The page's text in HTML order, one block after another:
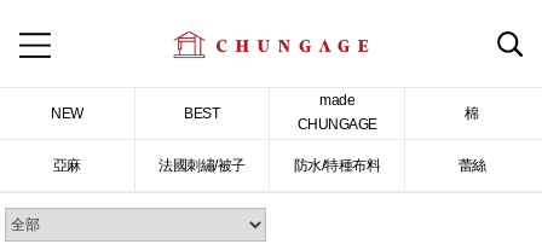
NEW BEST
made
CHUNGAGE
棉
亞麻 法國刺繡/被子 防水/特種布料 蕾絲